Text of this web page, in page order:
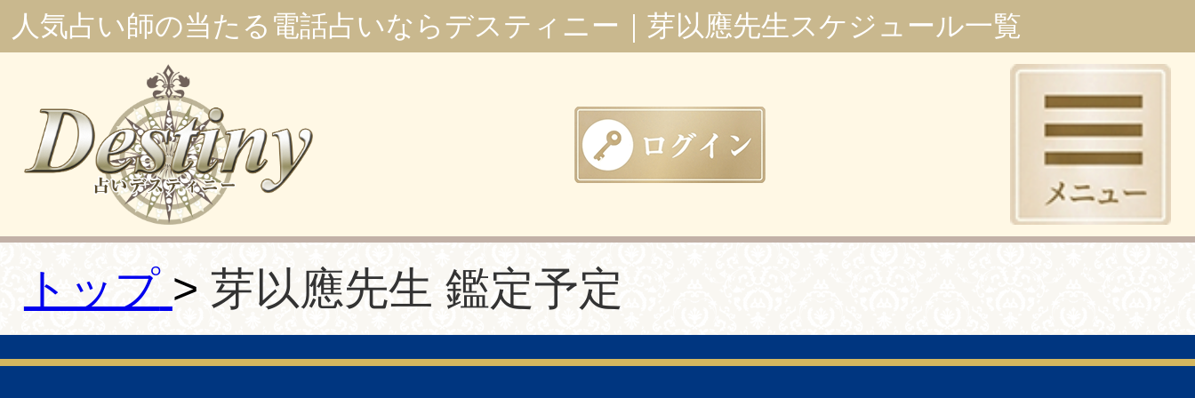
人気占い師の当たる電話占いならデスティニー｜芽以應先生スケジュール一覧
トップ 芽以應先生 鑑定予定